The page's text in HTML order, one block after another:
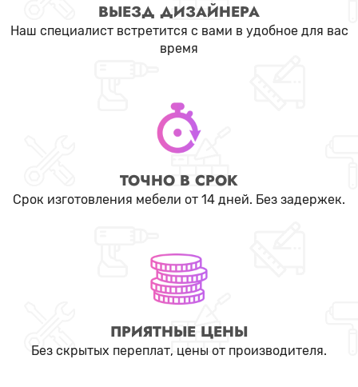
ВЫЕЗД ДИЗАЙНЕРА
Наш специалист встретится с вами в удобное для вас
время
ТОЧНО В СРОК
Срок изготовления мебели от 14 дней. Без задержек.
ПРИЯТНЫЕ ЦЕНЫ
Без скрытых переплат, цены от производителя.